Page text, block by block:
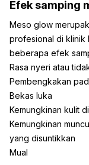
Efek samping
Meso glow
profesional di klinik
beberapa efek
Rasa nyeri atau
Pembengkakan
Bekas luka
Kemungkinan kulit
Kemungkinan
yang disuntikkan
Mual